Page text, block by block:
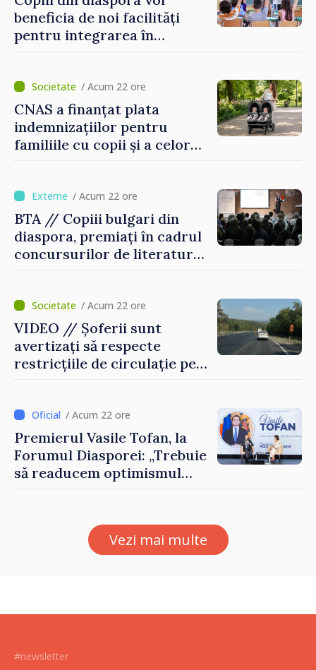
beneficia de noi facilități
pentru integrarea în
/ Acum 22 ore
CNAS a finanțat plata
indemnizațiilor pentru
familiile cu copii și a celor
/ Acum 22 ore
BTA // Copiii bulgari din
diaspora, premiați în cadrul
concursurilor de literatură,
Bulgarii din Străinătate
/ Acum 22 ore
VIDEO // Șoferii sunt
avertizați să respecte
restricțiile de circulație pe
reparație/ Acum 22 ore
Premierul Vasile Tofan, la
Forumul Diasporei: „Trebuie
să readucem optimismul
direcția corectă”
Vezi mai multe
#newsletter